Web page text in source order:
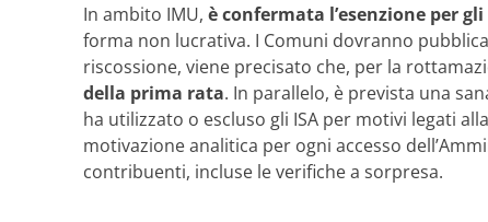
In ambito IMU, è confermata l’esenzione per
forma non lucrativa. I Comuni dovranno
riscossione, viene precisato che, per la
della prima rata. In parallelo, è prevista una
ha utilizzato o escluso gli ISA per motivi legati
motivazione analitica per ogni accesso
contribuenti, incluse le verifiche a sorpresa.